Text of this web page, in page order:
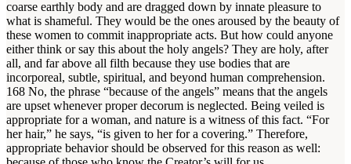
coarse earthly body and are dragged down by innate pleasure to
what is shameful. They would be the ones aroused by the beauty of
these women to commit inappropriate acts. But how could anyone
either think or say this about the holy angels? They are holy, after
all, and far above all filth because they use bodies that are
incorporeal, subtle, spiritual, and beyond human comprehension.
168 No, the phrase “because of the angels” means that the angels
are upset whenever proper decorum is neglected. Being veiled is
appropriate for a woman, and nature is a witness of this fact. “For
her hair,” he says, “is given to her for a covering.” Therefore,
appropriate behavior should be observed for this reason as well: